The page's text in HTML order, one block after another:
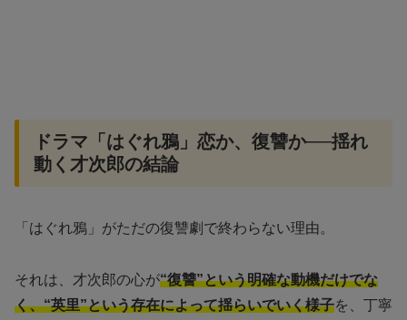
ドラマ「はぐれ鴉」恋か、復讐か──揺れ
動く才次郎の結論
「はぐれ鴉」がただの復讐劇で終わらない理由。
それは、才次郎の心が“復讐”という明確な動機だけでな
く、“英里”という存在によって揺らいでいく様子を、丁寧